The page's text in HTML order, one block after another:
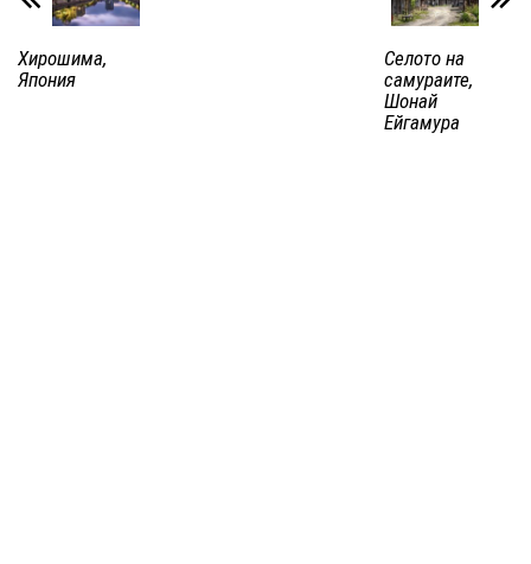
Хирошима,
Япония
Селото на
самураите,
Шонай
Ейгамура